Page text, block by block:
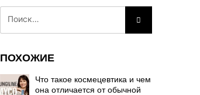
ПОХОЖИЕ
Что такое космецевтика и чем
она отличается от обычной